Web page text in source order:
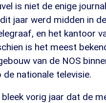
is niet de enige
jaar werd midden in
en het kantoor
is het meest
van de NOS
nationale televisie.
bleek vorig jaar dat de